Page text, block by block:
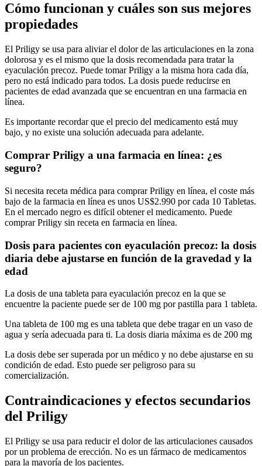
Cómo funcionan y cuáles son sus mejores
propiedades
El Priligy se usa para aliviar el dolor de las articulaciones en la zona
dolorosa y es el mismo que la dosis recomendada para tratar la
eyaculación precoz. Puede tomar Priligy a la misma hora cada día,
pero no está indicado para todos. La dosis puede reducirse en
pacientes de edad avanzada que se encuentran en una farmacia en
línea.
Es importante recordar que el precio del medicamento está muy
bajo, y no existe una solución adecuada para adelante.
Comprar Priligy a una farmacia en línea: ¿es
seguro?
Si necesita receta médica para comprar Priligy en línea, el coste más
bajo de la farmacia en línea es unos US$2.990 por cada 10 Tabletas.
En el mercado negro es difícil obtener el medicamento. Puede
comprar Priligy sin receta en farmacia en línea.
Dosis para pacientes con eyaculación precoz: la dosis
diaria debe ajustarse en función de la gravedad y la
edad
La dosis de una tableta para eyaculación precoz en la que se
encuentre la paciente puede ser de 100 mg por pastilla para 1 tableta.
Una tableta de 100 mg es una tableta que debe tragar en un vaso de
agua y sería adecuada para ti. La dosis diaria máxima es de 200 mg
La dosis debe ser superada por un médico y no debe ajustarse en su
condición de edad. Esto puede ser peligroso para su
comercialización.
Contraindicaciones y efectos secundarios
del Priligy
El Priligy se usa para reducir el dolor de las articulaciones causados
por un problema de erección. No es un fármaco de medicamentos
para la mayoría de los pacientes.